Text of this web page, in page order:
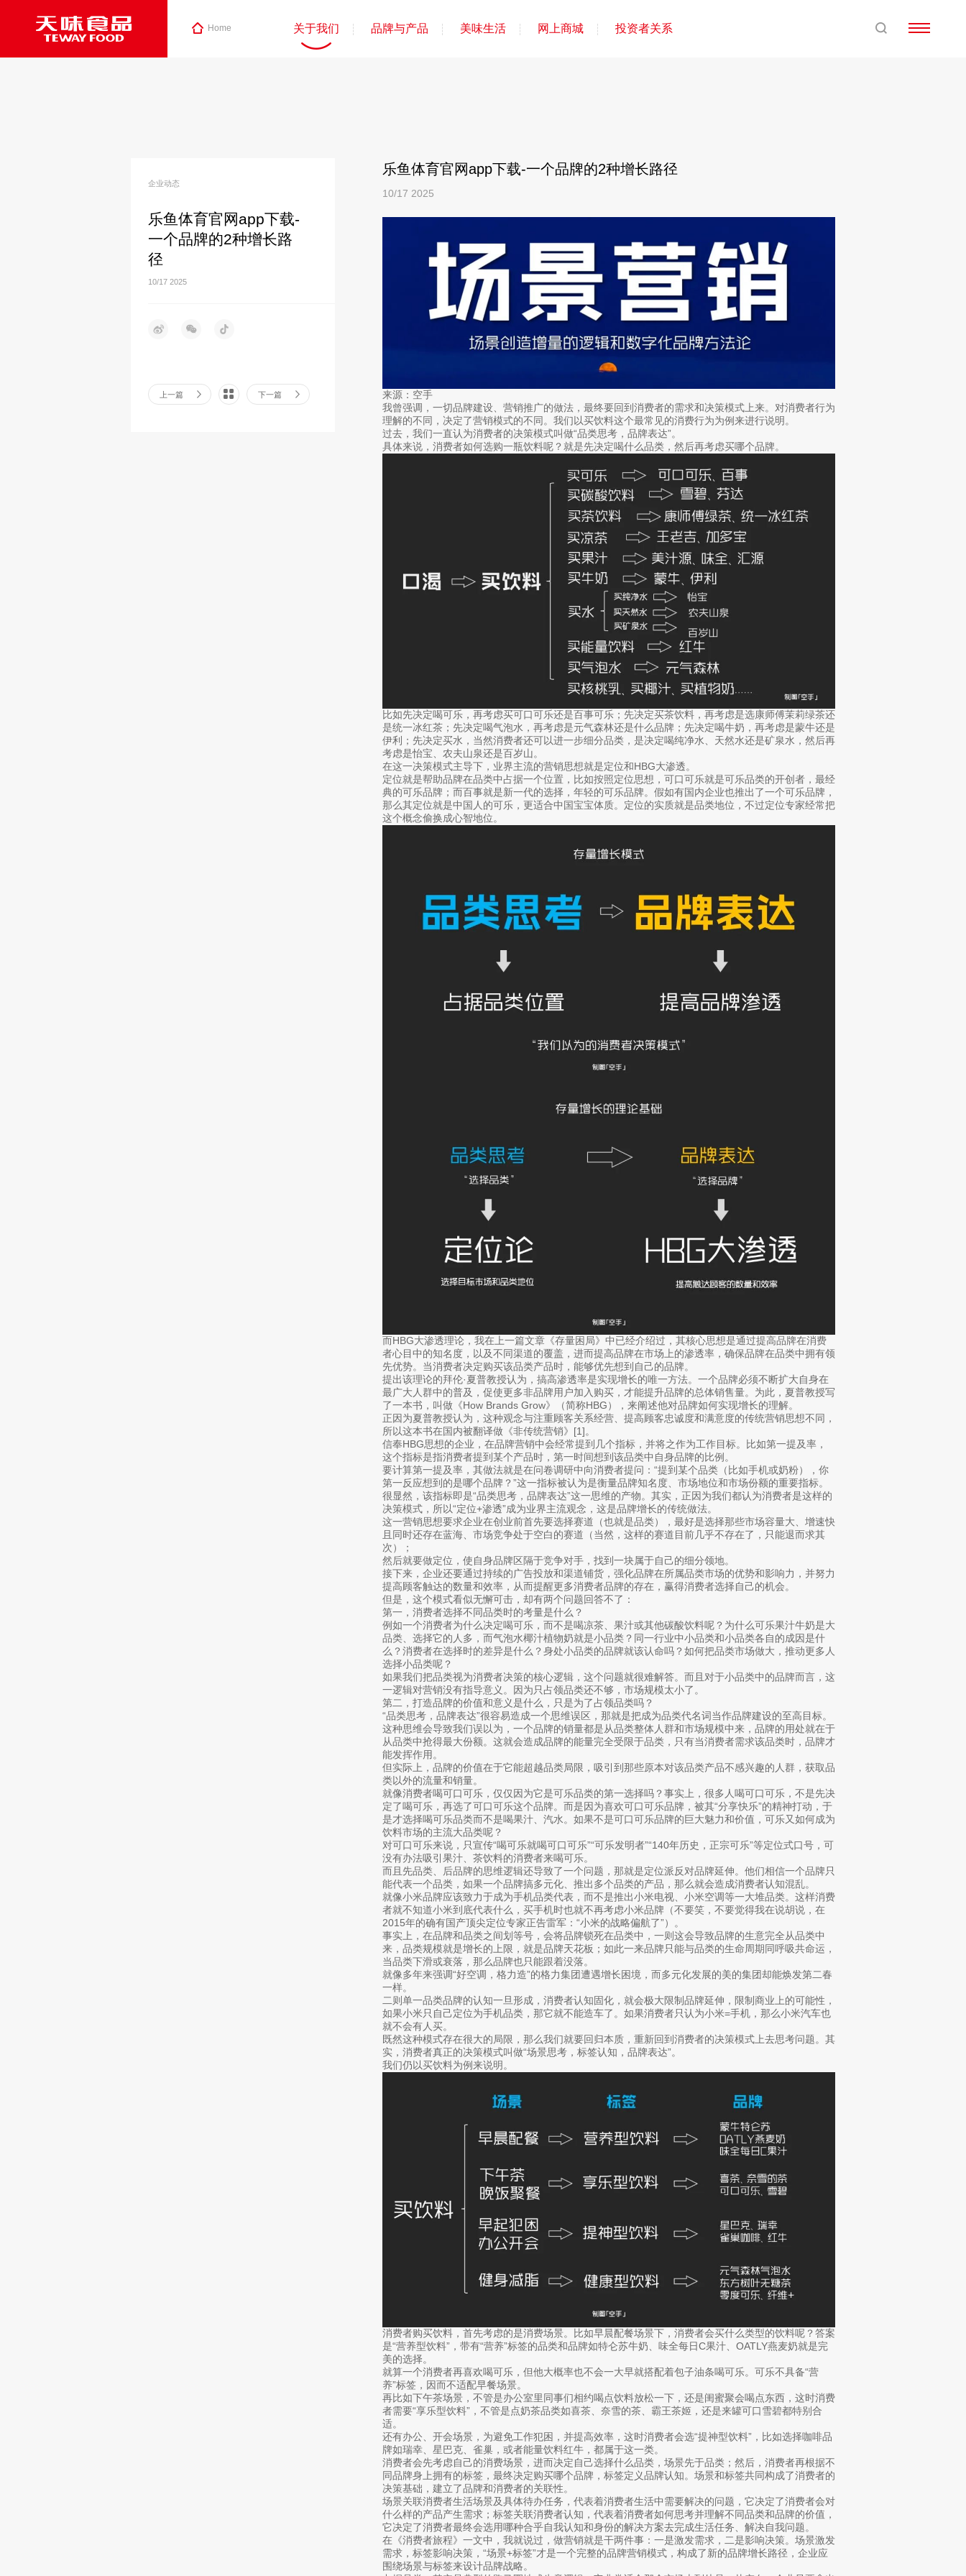
Home 关于我们 品牌与产品 美味生活 网上商城 投资者关系
企业动态
乐鱼体育官网app下载-
一个品牌的2种增长路
径
10/17 2025
上一篇 下一篇
乐鱼体育官网app下载-一个品牌的2种增长路径
10/17 2025
来源：空手
我曾强调，一切品牌建设、营销推广的做法，最终要回到消费者的需求和决策模式上来。对消费者行为
理解的不同，决定了营销模式的不同。我们以买饮料这个最常见的消费行为为例来进行说明。
过去，我们一直认为消费者的决策模式叫做“品类思考，品牌表达”。
具体来说，消费者如何选购一瓶饮料呢？就是先决定喝什么品类，然后再考虑买哪个品牌。
比如先决定喝可乐，再考虑买可口可乐还是百事可乐；先决定买茶饮料，再考虑是选康师傅茉莉绿茶还
是统一冰红茶；先决定喝气泡水，再考虑是元气森林还是什么品牌；先决定喝牛奶，再考虑是蒙牛还是
伊利；先决定买水，当然消费者还可以进一步细分品类，是决定喝纯净水、天然水还是矿泉水，然后再
考虑是怡宝、农夫山泉还是百岁山。
在这一决策模式主导下，业界主流的营销思想就是定位和HBG大渗透。
定位就是帮助品牌在品类中占据一个位置，比如按照定位思想，可口可乐就是可乐品类的开创者，最经
典的可乐品牌；而百事就是新一代的选择，年轻的可乐品牌。假如有国内企业也推出了一个可乐品牌，
那么其定位就是中国人的可乐，更适合中国宝宝体质。定位的实质就是品类地位，不过定位专家经常把
这个概念偷换成心智地位。
而HBG大渗透理论，我在上一篇文章《存量困局》中已经介绍过，其核心思想是通过提高品牌在消费
者心目中的知名度，以及不同渠道的覆盖，进而提高品牌在市场上的渗透率，确保品牌在品类中拥有领
先优势。当消费者决定购买该品类产品时，能够优先想到自己的品牌。
提出该理论的拜伦·夏普教授认为，搞高渗透率是实现增长的唯一方法。一个品牌必须不断扩大自身在
最广大人群中的普及，促使更多非品牌用户加入购买，才能提升品牌的总体销售量。为此，夏普教授写
了一本书，叫做《How Brands Grow》（简称HBG），来阐述他对品牌如何实现增长的理解。
正因为夏普教授认为，这种观念与注重顾客关系经营、提高顾客忠诚度和满意度的传统营销思想不同，
所以这本书在国内被翻译做《非传统营销》[1]。
信奉HBG思想的企业，在品牌营销中会经常提到几个指标，并将之作为工作目标。比如第一提及率，
这个指标是指消费者提到某个产品时，第一时间想到该品类中自身品牌的比例。
要计算第一提及率，其做法就是在问卷调研中向消费者提问：“提到某个品类（比如手机或奶粉），你
第一反应想到的是哪个品牌？”这一指标被认为是衡量品牌知名度、市场地位和市场份额的重要指标。
很显然，该指标即是“品类思考，品牌表达”这一思维的产物。其实，正因为我们都认为消费者是这样的
决策模式，所以“定位+渗透”成为业界主流观念，这是品牌增长的传统做法。
这一营销思想要求企业在创业前首先要选择赛道（也就是品类），最好是选择那些市场容量大、增速快
且同时还存在蓝海、市场竞争处于空白的赛道（当然，这样的赛道目前几乎不存在了，只能退而求其
次）；
然后就要做定位，使自身品牌区隔于竞争对手，找到一块属于自己的细分领地。
接下来，企业还要通过持续的广告投放和渠道铺货，强化品牌在所属品类市场的优势和影响力，并努力
提高顾客触达的数量和效率，从而提醒更多消费者品牌的存在，赢得消费者选择自己的机会。
但是，这个模式看似无懈可击，却有两个问题回答不了：
第一，消费者选择不同品类时的考量是什么？
例如一个消费者为什么决定喝可乐，而不是喝凉茶、果汁或其他碳酸饮料呢？为什么可乐果汁牛奶是大
品类、选择它的人多，而气泡水椰汁植物奶就是小品类？同一行业中小品类和小品类各自的成因是什
么？消费者在选择时的差异是什么？身处小品类的品牌就该认命吗？如何把品类市场做大，推动更多人
选择小品类呢？
如果我们把品类视为消费者决策的核心逻辑，这个问题就很难解答。而且对于小品类中的品牌而言，这
一逻辑对营销没有指导意义。因为只占领品类还不够，市场规模太小了。
第二，打造品牌的价值和意义是什么，只是为了占领品类吗？
“品类思考，品牌表达”很容易造成一个思维误区，那就是把成为品类代名词当作品牌建设的至高目标。
这种思维会导致我们误以为，一个品牌的销量都是从品类整体人群和市场规模中来，品牌的用处就在于
从品类中抢得最大份额。这就会造成品牌的能量完全受限于品类，只有当消费者需求该品类时，品牌才
能发挥作用。
但实际上，品牌的价值在于它能超越品类局限，吸引到那些原本对该品类产品不感兴趣的人群，获取品
类以外的流量和销量。
就像消费者喝可口可乐，仅仅因为它是可乐品类的第一选择吗？事实上，很多人喝可口可乐，不是先决
定了喝可乐，再选了可口可乐这个品牌。而是因为喜欢可口可乐品牌，被其“分享快乐”的精神打动，于
是才选择喝可乐品类而不是喝果汁、汽水。如果不是可口可乐品牌的巨大魅力和价值，可乐又如何成为
饮料市场的主流大品类呢？
对可口可乐来说，只宣传“喝可乐就喝可口可乐”“可乐发明者”“140年历史，正宗可乐”等定位式口号，可
没有办法吸引果汁、茶饮料的消费者来喝可乐。
而且先品类、后品牌的思维逻辑还导致了一个问题，那就是定位派反对品牌延伸。他们相信一个品牌只
能代表一个品类，如果一个品牌搞多元化、推出多个品类的产品，那么就会造成消费者认知混乱。
就像小米品牌应该致力于成为手机品类代表，而不是推出小米电视、小米空调等一大堆品类。这样消费
者就不知道小米到底代表什么，买手机时也就不再考虑小米品牌（不要笑，不要觉得我在说胡说，在
2015年的确有国产顶尖定位专家正告雷军：“小米的战略偏航了”）。
事实上，在品牌和品类之间划等号，会将品牌锁死在品类中，一则这会导致品牌的生意完全从品类中
来，品类规模就是增长的上限，就是品牌天花板；如此一来品牌只能与品类的生命周期同呼吸共命运，
当品类下滑或衰落，那么品牌也只能跟着没落。
就像多年来强调“好空调，格力造”的格力集团遭遇增长困境，而多元化发展的美的集团却能焕发第二春
一样。
二则单一品类品牌的认知一旦形成，消费者认知固化，就会极大限制品牌延伸，限制商业上的可能性，
如果小米只自己定位为手机品类，那它就不能造车了。如果消费者只认为小米=手机，那么小米汽车也
就不会有人买。
既然这种模式存在很大的局限，那么我们就要回归本质，重新回到消费者的决策模式上去思考问题。其
实，消费者真正的决策模式叫做“场景思考，标签认知，品牌表达”。
我们仍以买饮料为例来说明。
消费者购买饮料，首先考虑的是消费场景。比如早晨配餐场景下，消费者会买什么类型的饮料呢？答案
是“营养型饮料”，带有“营养”标签的品类和品牌如特仑苏牛奶、味全每日C果汁、OATLY燕麦奶就是完
美的选择。
就算一个消费者再喜欢喝可乐，但他大概率也不会一大早就搭配着包子油条喝可乐。可乐不具备“营
养”标签，因而不适配早餐场景。
再比如下午茶场景，不管是办公室里同事们相约喝点饮料放松一下，还是闺蜜聚会喝点东西，这时消费
者需要“享乐型饮料”，不管是点奶茶品类如喜茶、奈雪的茶、霸王茶姬，还是来罐可口雪碧都特别合
适。
还有办公、开会场景，为避免工作犯困，并提高效率，这时消费者会选“提神型饮料”，比如选择咖啡品
牌如瑞幸、星巴克、雀巢，或者能量饮料红牛，都属于这一类。
消费者会先考虑自己的消费场景，进而决定自己选择什么品类，场景先于品类；然后，消费者再根据不
同品牌身上拥有的标签，最终决定购买哪个品牌，标签定义品牌认知。场景和标签共同构成了消费者的
决策基础，建立了品牌和消费者的关联性。
场景关联消费者生活场景及具体待办任务，代表着消费者生活中需要解决的问题，它决定了消费者会对
什么样的产品产生需求；标签关联消费者认知，代表着消费者如何思考并理解不同品类和品牌的价值，
它决定了消费者最终会选用哪种合乎自我认知和身份的解决方案去完成生活任务、解决自我问题。
在《消费者旅程》一文中，我就说过，做营销就是干两件事：一是激发需求，二是影响决策。场景激发
需求，标签影响决策，“场景+标签”才是一个完整的品牌营销模式，构成了新的品牌增长路径，企业应
围绕场景与标签来设计品牌战略。